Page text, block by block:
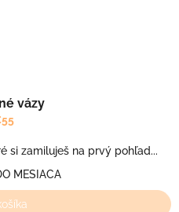
vázy
si zamiluješ na prvý pohľad...
MESIACA